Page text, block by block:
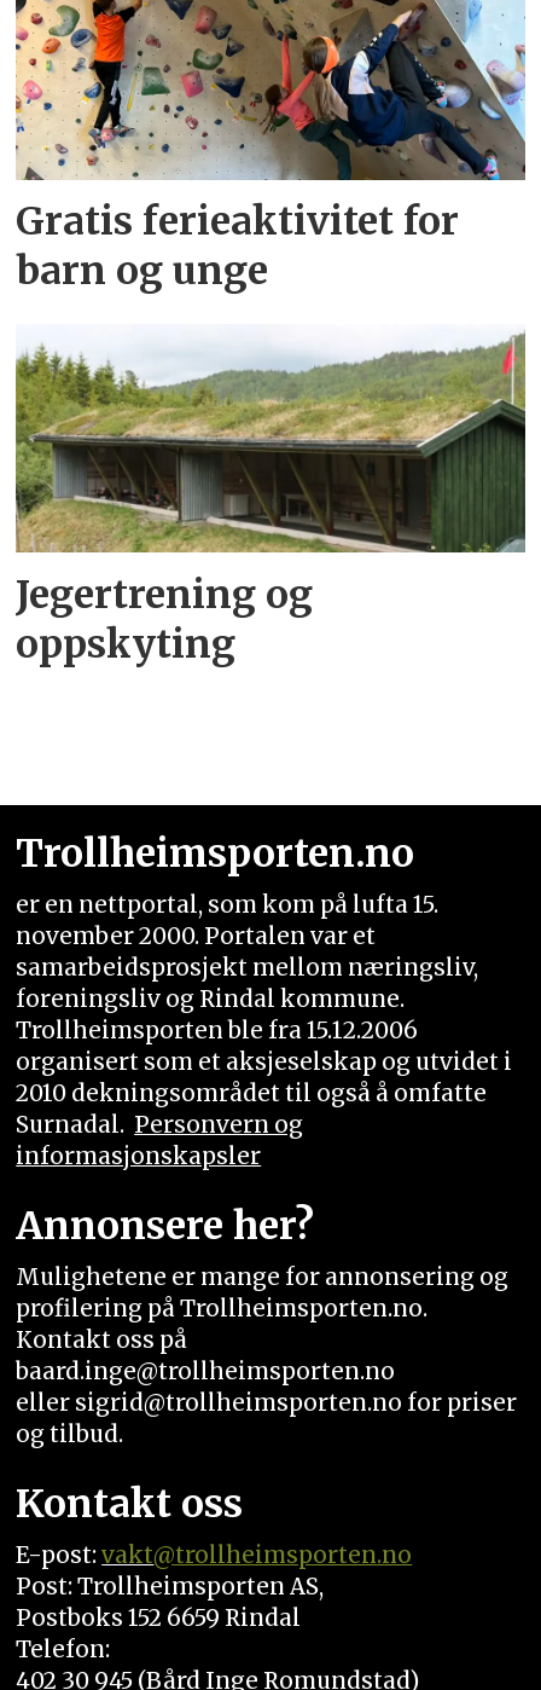
Gratis ferieaktivitet for
barn og unge
Jegertrening og
oppskyting
Trollheimsporten.no
er en nettportal, som kom på lufta 15.
november 2000. Portalen var et
samarbeidsprosjekt mellom næringsliv,
foreningsliv og Rindal kommune.
Trollheimsporten ble fra 15.12.2006
organisert som et aksjeselskap og utvidet i
2010 dekningsområdet til også å omfatte
Surnadal. Personvern og
informasjonskapsler
Annonsere her?
Mulighetene er mange for annonsering og
profilering på Trollheimsporten.no.
Kontakt oss på
baard.inge@trollheimsporten.no
eller sigrid@trollheimsporten.no for priser
og tilbud.
Kontakt oss
E-post:vakt@trollheimsporten.no
Post: Trollheimsporten AS,
Postboks 152 6659 Rindal
Telefon:
402 30 945 (Bård Inge Romundstad)